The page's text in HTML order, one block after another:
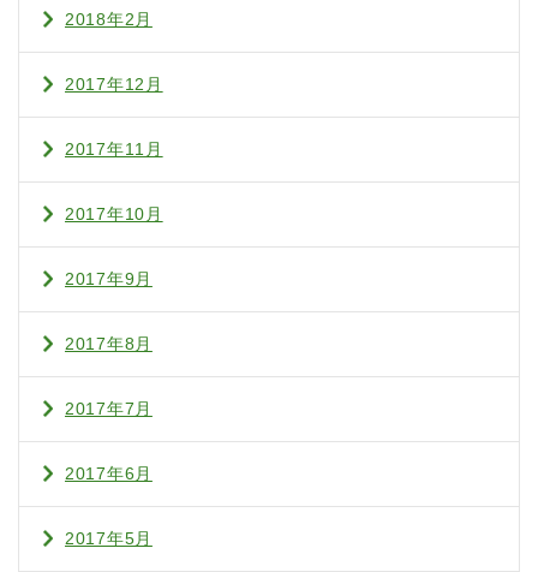
2018年2月
2017年12月
2017年11月
2017年10月
2017年9月
2017年8月
2017年7月
2017年6月
2017年5月